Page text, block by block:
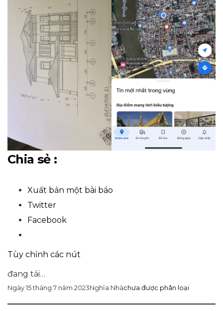
Chia sẻ :
Xuất bản một bài báo
Twitter
Facebook
Tùy chỉnh các nút
đang tải…
Ngày 15 tháng 7 năm 2023Nghĩa Nhàchưa được phân loại